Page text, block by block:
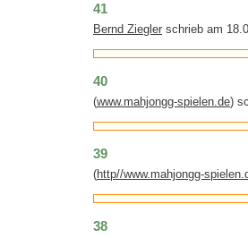
41
Bernd Ziegler schrieb am
40
(www.mahjongg-spielen.de)
39
(http//www.mahjongg-
38